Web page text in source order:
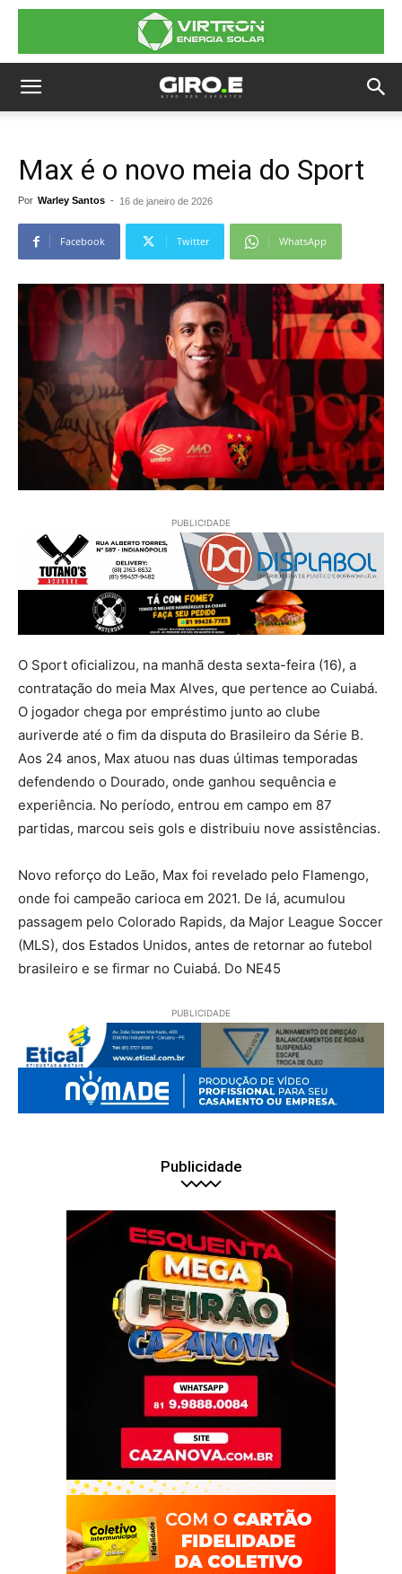
Max é o novo meia do Sport
Por Warley Santos - 16 de janeiro de 2026
Facebook Twitter WhatsApp
PUBLICIDADE
O Sport oficializou, na manhã desta sexta-feira (16), a
contratação do meia Max Alves, que pertence ao Cuiabá.
O jogador chega por empréstimo junto ao clube
auriverde até o fim da disputa do Brasileiro da Série B.
Aos 24 anos, Max atuou nas duas últimas temporadas
defendendo o Dourado, onde ganhou sequência e
experiência. No período, entrou em campo em 87
partidas, marcou seis gols e distribuiu nove assistências.
Novo reforço do Leão, Max foi revelado pelo Flamengo,
onde foi campeão carioca em 2021. De lá, acumulou
passagem pelo Colorado Rapids, da Major League Soccer
(MLS), dos Estados Unidos, antes de retornar ao futebol
brasileiro e se firmar no Cuiabá. Do NE45
PUBLICIDADE
Publicidade